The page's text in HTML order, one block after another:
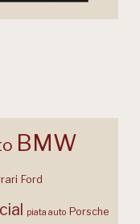
BMW
Ford
piata auto Porsche